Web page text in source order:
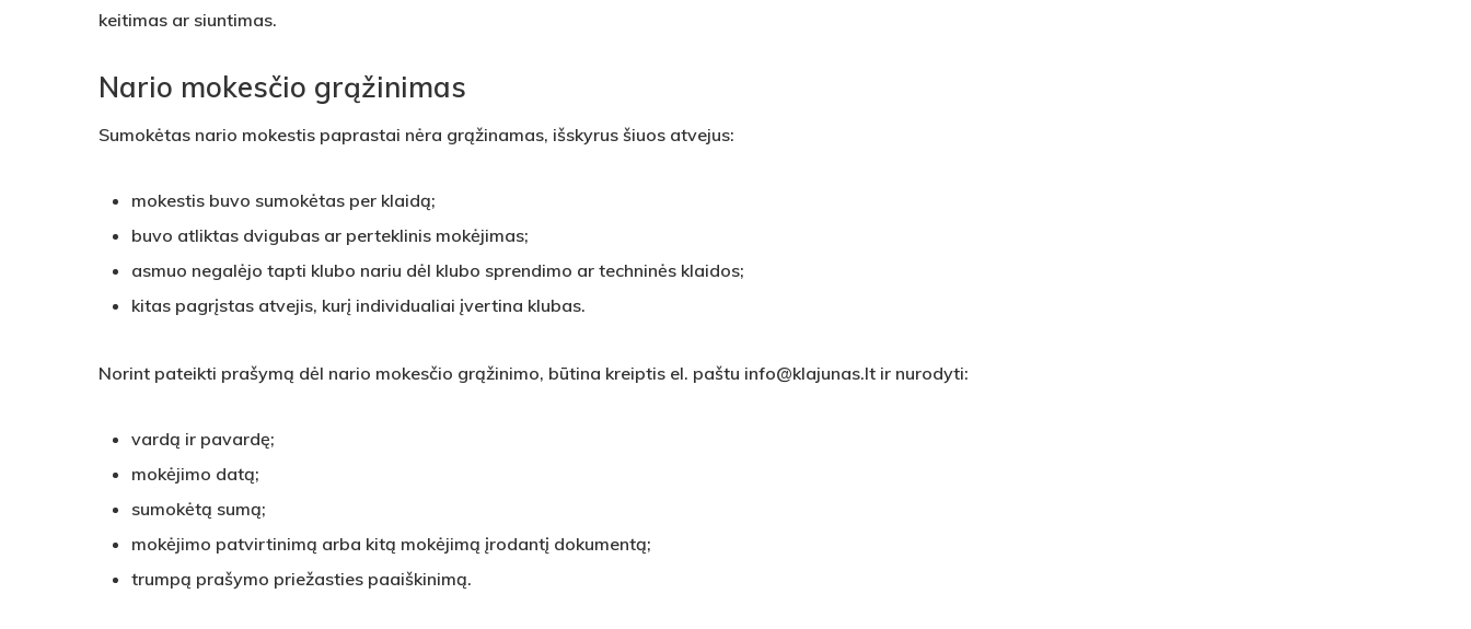
keitimas ar siuntimas.
Nario mokesčio grąžinimas
Sumokėtas nario mokestis paprastai nėra grąžinamas, išskyrus šiuos atvejus:
mokestis buvo sumokėtas per klaidą;
buvo atliktas dvigubas ar perteklinis mokėjimas;
asmuo negalėjo tapti klubo nariu dėl klubo sprendimo ar techninės klaidos;
kitas pagrįstas atvejis, kurį individualiai įvertina klubas.
Norint pateikti prašymą dėl nario mokesčio grąžinimo, būtina kreiptis el. paštu info@klajunas.lt ir nurodyti:
vardą ir pavardę;
mokėjimo datą;
sumokėtą sumą;
mokėjimo patvirtinimą arba kitą mokėjimą įrodantį dokumentą;
trumpą prašymo priežasties paaiškinimą.